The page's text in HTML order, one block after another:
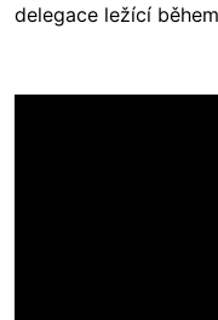
delegace ležící